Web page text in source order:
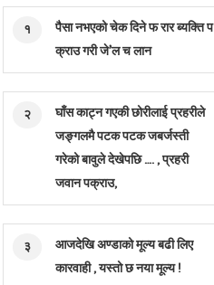
१
पैसा नभएको चेक दिने फ रार ब्यक्ति प
क्राउ गरी जे’ल च लान
२
घाँस काट्न गएकी छोरीलाई प्रहरीले
जङ्गलमै पटक पटक जबर्जस्ती
गरेको बावुले देखेपछि …. , प्रहरी
जवान पक्राउ,
३
आजदेखि अण्डाको मूल्य बढी लिए
कारवाही , यस्तो छ नया मूल्य !